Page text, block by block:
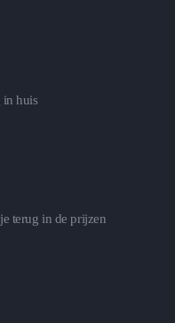
huis
terug in de prijzen